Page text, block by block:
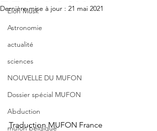
Elon Musk
Astronomie
actualité
sciences
NOUVELLE DU MUFON
Dossier spécial MUFON
Abduction
mufon belgique
Dernière mise à jour : 21 mai 2021
Traduction MUFON France